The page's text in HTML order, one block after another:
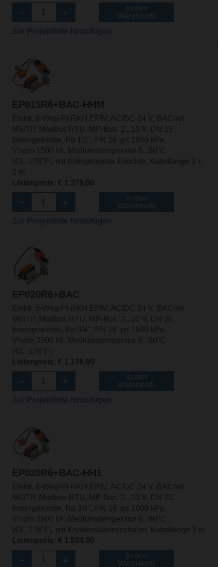
EP015R6+BAC-HHM
Elektr. 6-Weg-PI-RKH EPIV, AC/DC 24 V, BACnet
MS/TP, Modbus RTU, MP-Bus, 2...10 V, DN 15,
Innengewinde, Rp 1/2", PN 16, ps 1600 kPa,
V'nom 1500 l/h, Mediumstemperatur 6...80°C
[43...176°F], mit Anlegesensor Feuchte, Kabellänge 2 +
2 m
Listenpreis: € 1.379,00
EP020R6+BAC
Elektr. 6-Weg-PI-RKH EPIV, AC/DC 24 V, BACnet
MS/TP, Modbus RTU, MP-Bus, 2...10 V, DN 20,
Innengewinde, Rp 3/4", PN 16, ps 1600 kPa,
V'nom 2500 l/h, Mediumstemperatur 6...80°C
[43...176°F]
Listenpreis: € 1.178,00
EP020R6+BAC-HH1
Elektr. 6-Weg-PI-RKH EPIV, AC/DC 24 V, BACnet
MS/TP, Modbus RTU, MP-Bus, 2...10 V, DN 20,
Innengewinde, Rp 3/4", PN 16, ps 1600 kPa,
V'nom 2500 l/h, Mediumstemperatur 6...80°C
[43...176°F], mit Kondensationsschalter, Kabellänge 2 m
Listenpreis: € 1.504,00